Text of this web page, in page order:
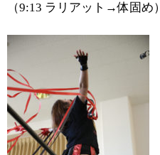
（9:13 ラリアット→体固め）